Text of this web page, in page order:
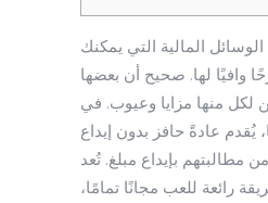
الوسائل المالية التي يمكنك
وافيًا لها. صحيح أن بعضها
لكل منها مزايا وعيوب. في
يُقدم عادةً حافز بدون إيداع
مطالبتهم بإيداع مبلغ. تُعد
رائعة للعب مجانًا تمامًا،